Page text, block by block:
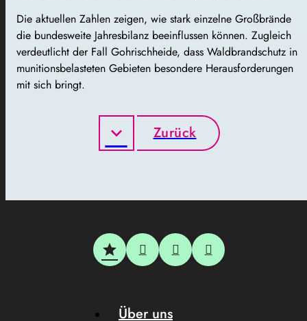
Die aktuellen Zahlen zeigen, wie stark einzelne Großbrände
die bundesweite Jahresbilanz beeinflussen können. Zugleich
verdeutlicht der Fall Gohrischheide, dass Waldbrandschutz in
munitionsbelasteten Gebieten besondere Herausforderungen
mit sich bringt.
Zurück
Über uns